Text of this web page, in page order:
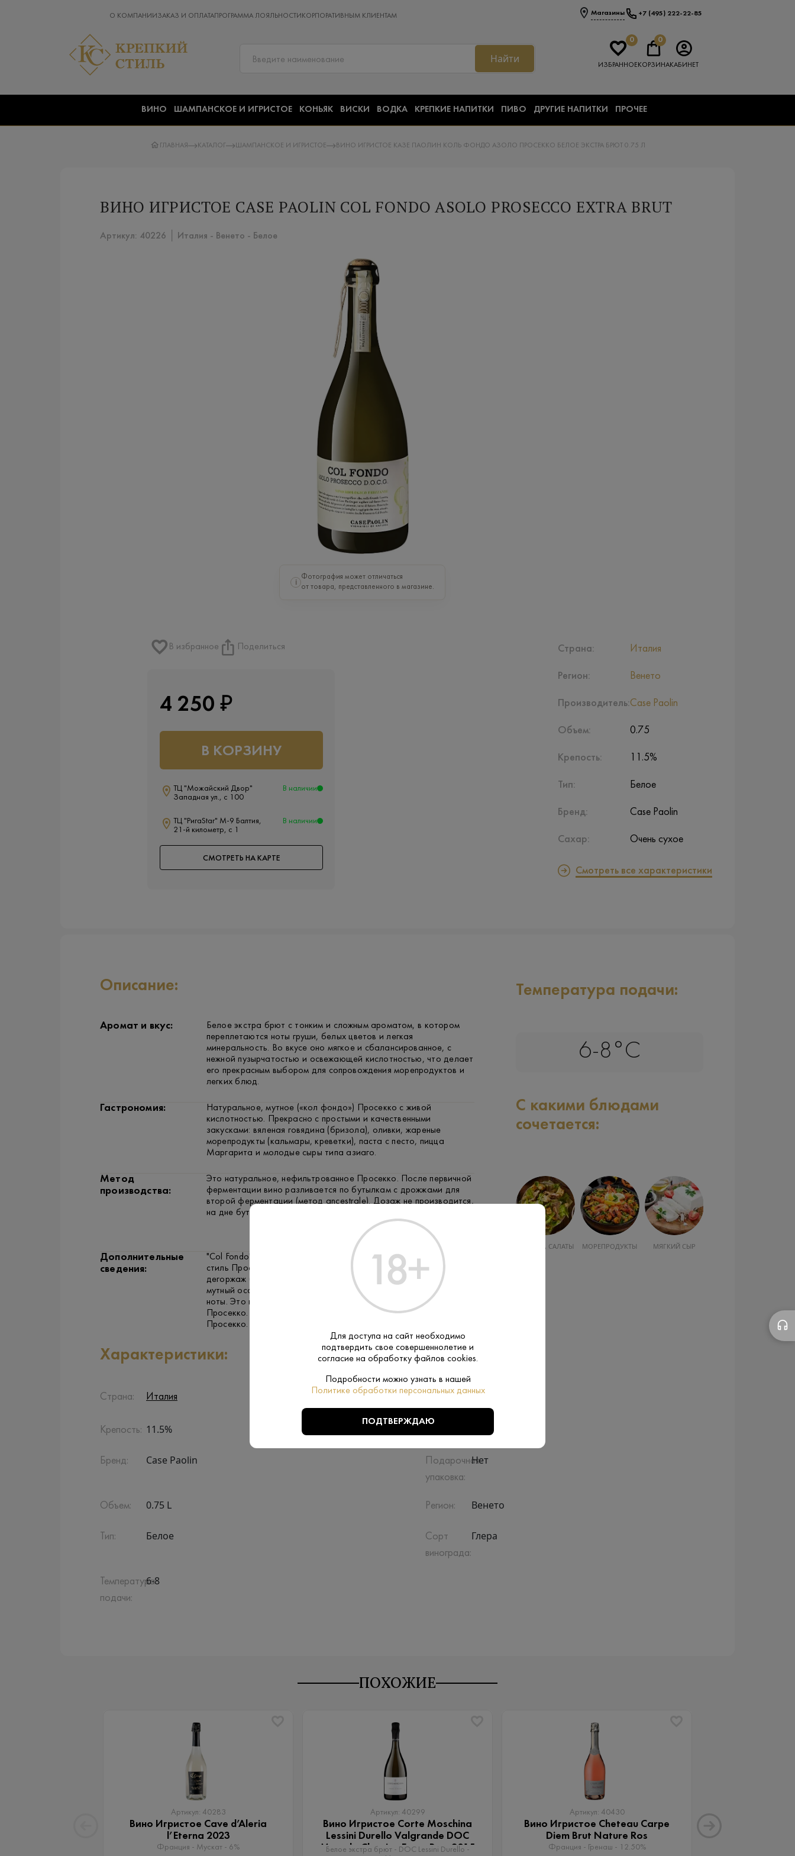
О КОМПАНИИ ЗАКАЗ И ОПЛАТАПРОГРАММА ЛОЯЛЬНОСТИ КОРПОРАТИВНЫМ КЛИЕНТАМ Магазины +7 (495) 222-22-85
Найти
0
ИЗБРАННОЕ
0
КОРЗИНАКАБИНЕТ
ВИНО ШАМПАНСКОЕ И ИГРИСТОЕ КОНЬЯК ВИСКИ ВОДКА КРЕПКИЕ НАПИТКИ ПИВО ДРУГИЕ НАПИТКИ ПРОЧЕЕ
ГЛАВНАЯ КАТАЛОГ ШАМПАНСКОЕ И ИГРИСТОЕ ВИНО ИГРИСТОЕ КАЗЕ ПАОЛИН КОЛЬ ФОНДО АЗОЛО ПРОСЕККО БЕЛОЕ ЭКСТРА БРЮТ 0.75 Л
ВИНО ИГРИСТОЕ CASE PAOLIN COL FONDO ASOLO PROSECCO EXTRA BRUT
Артикул: 40226 │ Италия - Венето - Белое
i
Фотография может отличаться
от товара, представленного в магазине.
Страна:
Регион:
Производитель:
Объем:
Крепость:
Тип:
Бренд:
Сахар:
Италия
Венето
Case Paolin
0.75
11.5%
Белое
Case Paolin
Очень сухое
Смотреть все характеристики
В избранное Поделиться
4 250 ₽
В КОРЗИНУ
ТЦ "Можайский Двор"
Западная ул., с 100
В наличии
ТЦ "РигаStar" М-9 Балтия,
21-й километр, с 1
В наличии
СМОТРЕТЬ НА КАРТЕ
Описание:
Аромат и вкус:
Белое экстра брют с тонким и сложным ароматом, в котором
переплетаются ноты груши, белых цветов и легкая
минеральность. Во вкусе оно мягкое и сбалансированное, с
нежной пузырчатостью и освежающей кислотностью, что делает
его прекрасным выбором для сопровождения морепродуктов и
легких блюд.
Гастрономия:
Натуральное, мутное («кол фондо») Просекко с живой
кислотностью. Прекрасно с простыми и качественными
закусками: вяленая говядина (бризола), оливки, жареные
морепродукты (кальмары, креветки), паста с песто, пицца
Маргарита и молодые сыры типа азиаго.
Метод
производства:
Это натуральное, нефильтрованное Просекко. После первичной
ферментации вино разливается по бутылкам с дрожжами для
второй ферментации (метод ancestrale). Дозаж не производится,
на дне бутылки остается осадок.
Дополнительные
сведения:
"Col Fondo" (букв. "с дном") — это исторический, почти забытый
стиль Просекко, переживающий ренессанс. Вино не проходит
дегоржаж (удаление осадка), поэтому на дне бутылки остается
мутный осадок дрожжей, что придает ему хлебные, сложные
ноты. Это противоположность чистому и фруктовому массовому
Просекко. Asolo DOCG — одна из самых престижных зон для
Просекко.
Температура подачи:
6-8°C
С какими блюдами
сочетается:
ФРУКТЫ И ЯГОДЫ ЗАКУСКА, САЛАТЫ МОРЕПРОДУКТЫ МЯГКИЙ СЫР
Характеристики:
Страна: Италия Производитель:
Крепость: 11.5% Очень сухое
Бренд: Case Paolin
Подарочная
упаковка:
Нет
Объем: 0.75 L Регион: Венето
Тип: Белое
Сорт
винограда:
Глера
Температура
подачи:
6-8
ПОХОЖИЕ
Артикул: 40283
Вино Игристое Cave d’Aleria
l’Eterna 2023
Франция - Мускат - 6%
Артикул: 40299
Вино Игристое Corte Moschina
Lessini Durello Valgrande DOC
Metodo Classico Extra Brut 2015
Белое экстра брют - DOC Lessini Durello -
Артикул: 40430
Вино Игристое Chеteau Carpe
Diem Brut Nature Ros
Франция - Гренаш - 12.50%
Для доступа на сайт необходимо
подтвердить свое совершеннолетие и
согласие на обработку файлов cookies.
Подробности можно узнать в нашей
Политике обработки персональных данных
ПОДТВЕРЖДАЮ